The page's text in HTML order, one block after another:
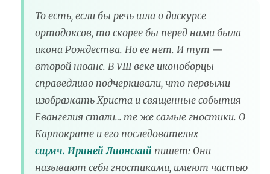
То есть, если бы речь шла о дискурсе
ортодоксов, то скорее бы перед нами была
икона Рождества. Но ее нет. И тут —
второй нюанс. В VIII веке иконоборцы
справедливо подчеркивали, что первыми
изображать Христа и священные события
Евангелия стали… те же самые гностики. О
Карпократе и его последователях
сщмч. Ириней Лионский пишет: Они
называют себя гностиками, имеют частью